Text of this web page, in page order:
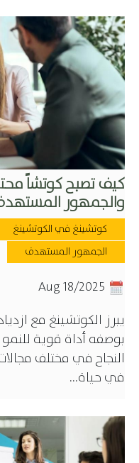
كيف تصبح كوتشاً
والجمهور
كوتشينغ في الكوتشينغ
الجمهور المستهدف
يبرز الكوتشينغ مع
بوصفه أداة قوية
النجاح في مختلف مجالات
في حياة...